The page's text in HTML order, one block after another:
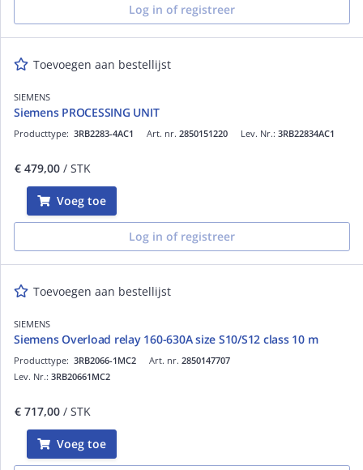
Log in of registreer
Toevoegen aan bestellijst
SIEMENS
Siemens PROCESSING UNIT
Art. nr. 2850151220
Producttype: 3RB2283-4AC1 Lev. Nr.: 3RB22834AC1
€ 479,00 / STK
Voeg toe
Log in of registreer
Toevoegen aan bestellijst
SIEMENS
Siemens Overload relay 160-630A size S10/S12 class 10 m
Art. nr. 2850147707
Producttype: 3RB2066-1MC2
Lev. Nr.: 3RB20661MC2
€ 717,00 / STK
Voeg toe